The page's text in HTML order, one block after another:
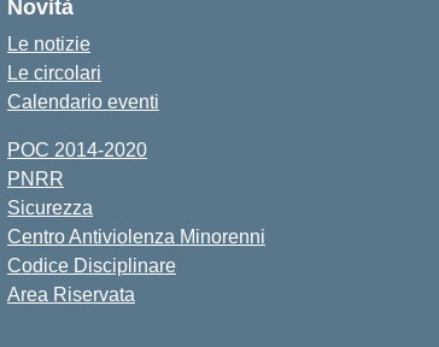
Novità
Le notizie
Le circolari
Calendario eventi
POC 2014-2020
PNRR
Sicurezza
Centro Antiviolenza Minorenni
Codice Disciplinare
Area Riservata